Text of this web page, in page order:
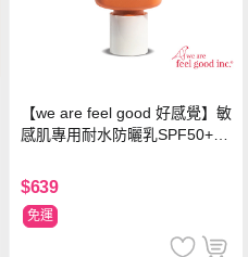
【we are feel good 好感覺】敏
感肌專用耐水防曬乳SPF50+ 7
$639
免運